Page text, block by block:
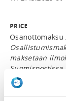
PRICE
Osanottomaksu
maksetaan
Suomisportissa.
ADDITIONAL